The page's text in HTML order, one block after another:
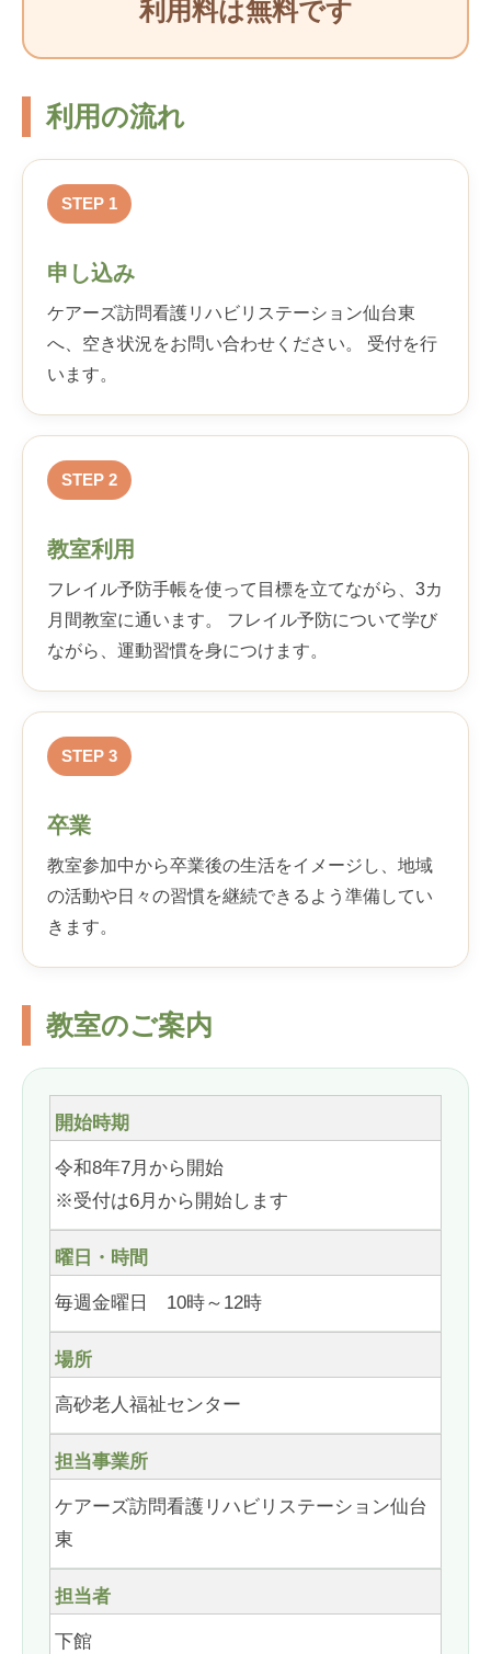
利用料は無料です
利用の流れ
STEP 1
申し込み
ケアーズ訪問看護リハビリステーション仙台東
へ、空き状況をお問い合わせください。 受付を行
います。
STEP 2
教室利用
フレイル予防手帳を使って目標を立てながら、3カ
月間教室に通います。 フレイル予防について学び
ながら、運動習慣を身につけます。
STEP 3
卒業
教室参加中から卒業後の生活をイメージし、地域
の活動や日々の習慣を継続できるよう準備してい
きます。
教室のご案内
開始時期
令和8年7月から開始
※受付は6月から開始します
曜日・時間
毎週金曜日 10時～12時
場所
高砂老人福祉センター
担当事業所
ケアーズ訪問看護リハビリステーション仙台
東
担当者
下館